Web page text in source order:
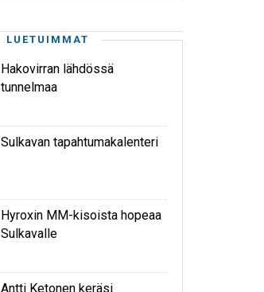
LUETUIMMAT
Hakovirran lähdössä
tunnelmaa
Sulkavan tapahtumakalenteri
Hyroxin MM-kisoista hopeaa
Sulkavalle
Antti Ketonen keräsi